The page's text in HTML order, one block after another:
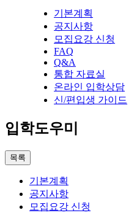
기본계획
공지사항
모집요강 신청
FAQ
Q&A
통합 자료실
온라인 입학상담
신/편입생 가이드
입학도우미
목록
기본계획
공지사항
모집요강 신청